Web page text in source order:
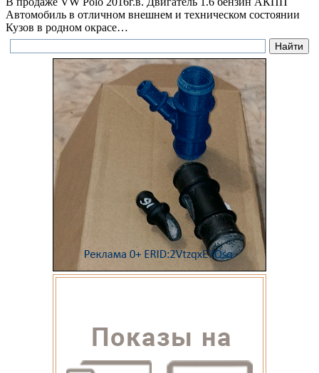
Автомобиль в отличном внешнем и техническом состоянии
Кузов в родном окрасе…